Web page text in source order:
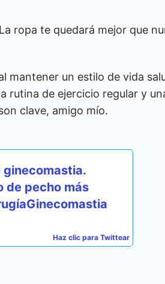
ropa te quedará mejor que
mantener un estilo de vida
rutina de ejercicio regular y
clave, amigo mío.
ginecomastia.
de pecho más
Haz clic para Twittear